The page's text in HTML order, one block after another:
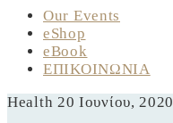
Our Events
eShop
eBook
ΕΠΙΚΟΙΝΩΝΙΑ
Health 20 Ιουνίου, 2020